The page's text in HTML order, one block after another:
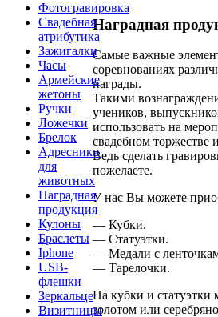
Наградная
Самые важные
соревнованиях
награды.
Такими
учеников,
использовать на
свадебном торжестве
Ведь сделать
пожелаете.
У нас Вы можете
— Кубки.
— Статуэтки.
— Медали с
— Тарелочки.
На кубки и
золотом или
Фотогравировка
Свадебная
атрибутика
Зажигалки
Часы
Армейские
жетоны
Ручки
Ложечки
Брелок
Адресники
для
животных
Наградная
продукция
Кулоны
Браслеты
Iphone
USB-
флешки
Зеркальце
Визитницы